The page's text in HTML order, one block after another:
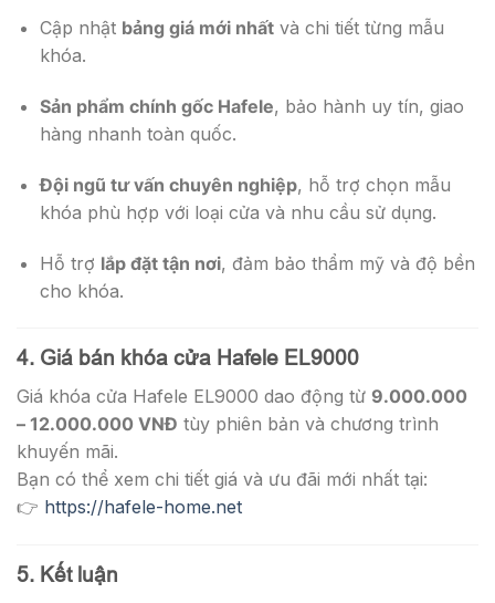
Cập nhật bảng giá mới nhấtvà chi tiết từng mẫu
khóa.
Sản phẩm chính gốc Hafele, bảo hành uy tín, giao
hàng nhanh toàn quốc.
Đội ngũ tư vấn chuyên nghiệp, hỗ trợ chọn mẫu
khóa phù hợp với loại cửa và nhu cầu sử dụng.
Hỗ trợ lắp đặt tận nơi, đảm bảo thẩm mỹ và độ bền
cho khóa.
4. Giá bán khóa cửa Hafele EL9000
Giá khóa cửa Hafele EL9000 dao động từ 9.000.000
– 12.000.000 VNĐ tùy phiên bản và chương trình
khuyến mãi.
Bạn có thể xem chi tiết giá và ưu đãi mới nhất tại:
👉 https://hafele-home.net
5. Kết luận